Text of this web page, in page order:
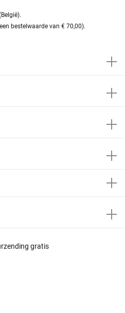
bestelwaarde van € 70,00).
gratis